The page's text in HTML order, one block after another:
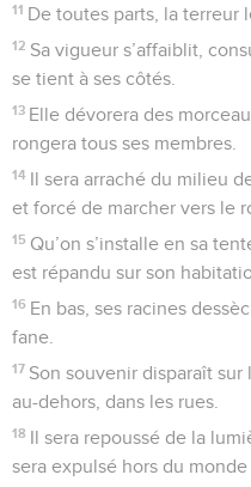
11 De toutes parts, la terreur
12 Sa vigueur s’affaiblit,
se tient à ses côtés.
13 Elle dévorera des
rongera tous ses membres.
14 Il sera arraché du milieu
et forcé de marcher vers le
15 Qu’on s’installe en sa
est répandu sur son
16 En bas, ses racines
fane.
17 Son souvenir disparaît sur
au-dehors, dans les rues.
18 Il sera repoussé de la
sera expulsé hors du monde